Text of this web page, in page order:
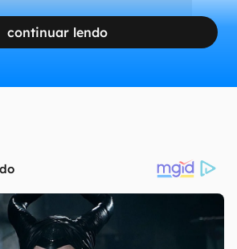
continuar lendo